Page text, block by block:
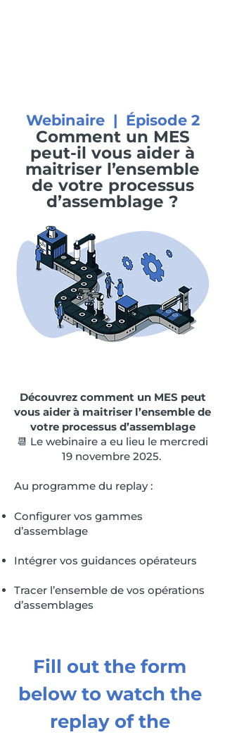
Webinaire | Épisode 2
Comment un MES
peut-il vous aider à
maitriser l’ensemble
de votre processus
d’assemblage ?
Découvrez comment un MES peut
vous aider à maitriser l’ensemble de
votre processus d’assemblage
📆 Le webinaire a eu lieu le mercredi
19 novembre 2025.
Au programme du replay :
Configurer vos gammes
d’assemblage
Intégrer vos guidances opérateurs
Tracer l’ensemble de vos opérations
d’assemblages
Fill out the form
below to watch the
replay of the